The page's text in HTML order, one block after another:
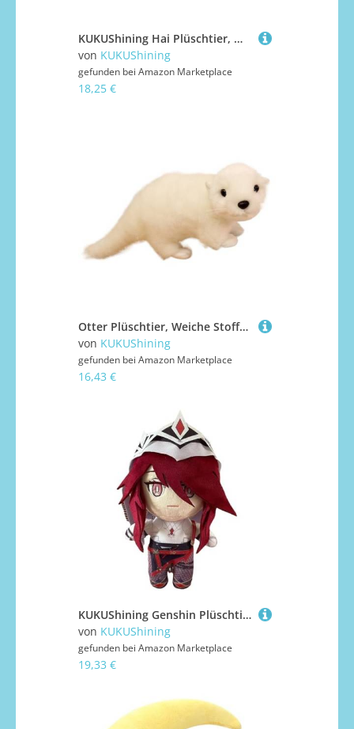
KUKUShining Hai Plüschtier, Weiche Stofftierpuppen Bequemes Schlafkissen Süßes Plüschtier Als Geschenk for Kinder(Gray,90cm/35.4in)
von KUKUShining
gefunden bei Amazon Marketplace
18,25 €
Otter Plüschtier, Weiche Stofftierpuppen Süße Plüschtiere Dekorieren Sie Das Dekokissen for Die Heimdekoration Geschenkspielzeug(White,45cm/17.7in)
von KUKUShining
gefunden bei Amazon Marketplace
16,43 €
KUKUShining Genshin Plüschtier, 20cm Anime Figur Ausgestopftes Süßes Impact Kuscheltier Cartoon Spielzeugpuppe for Fans Geschenke Geburtstag(Rusaria)
von KUKUShining
gefunden bei Amazon Marketplace
19,33 €